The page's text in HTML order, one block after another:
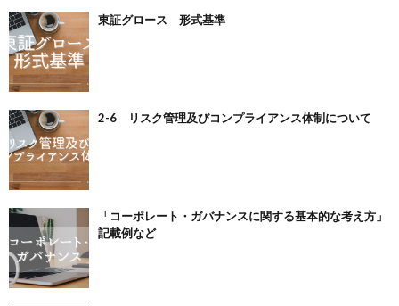
東証グロース 形式基準
2-6 リスク管理及びコンプライアンス体制について
「コーポレート・ガバナンスに関する基本的な考え方」
記載例など